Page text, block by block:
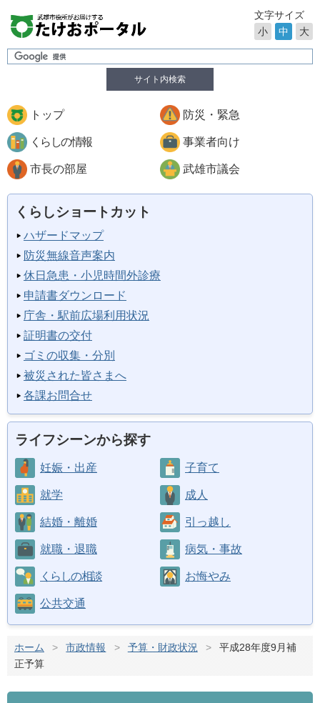
サイト内検索
文字サイズ
小
中 大
トップ 防災・緊急
くらしの情報 事業者向け
市長の部屋 武雄市議会
くらしショートカット
ハザードマップ
防災無線音声案内
休日急患・小児時間外診療
申請書ダウンロード
庁舎・駅前広場利用状況
証明書の交付
ゴミの収集・分別
被災された皆さまへ
各課お問合せ
ライフシーンから探す
妊娠・出産 子育て
就学 成人
結婚・離婚 引っ越し
就職・退職 病気・事故
くらしの相談 お悔やみ
公共交通
ホーム > 市政情報 > 予算・財政状況 >
平成28年度9月補
正予算